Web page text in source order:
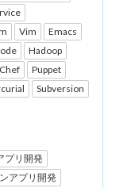
Vim
Emacs
Hadoop
Chef
Puppet
Subversion
プリ開発
アプリ開発